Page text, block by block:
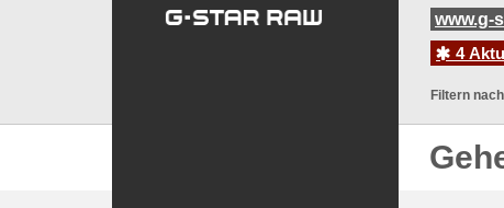
www.g-
4
Filtern